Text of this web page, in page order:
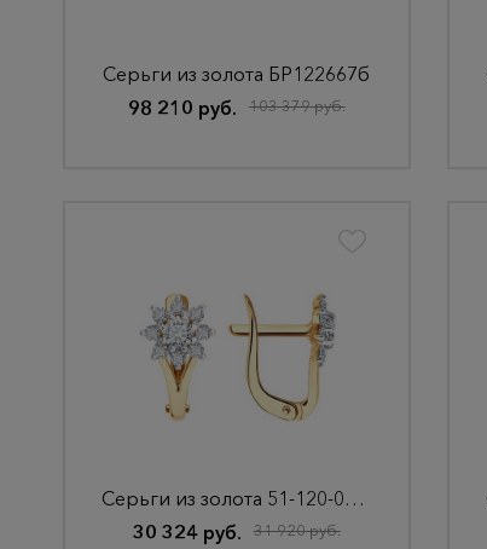
Серьги из золота БР122667б
98 210 руб.
103 379 руб.
Серьги из золота 51-120-02925-1
30 324 руб.
31 920 руб.